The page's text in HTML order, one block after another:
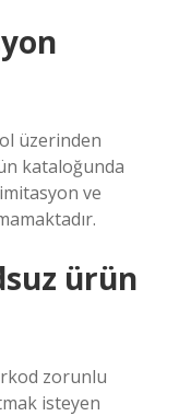
üzerinden
kataloğunda
ve
ürün
zorunlu
isteyen